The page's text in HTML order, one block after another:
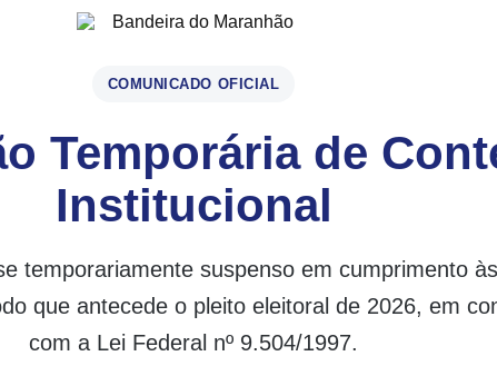
COMUNICADO OFICIAL
Temporária de
Institucional
temporariamente suspenso em cumprimento
que antecede o pleito eleitoral de 2026, em
com a Lei Federal nº 9.504/1997.